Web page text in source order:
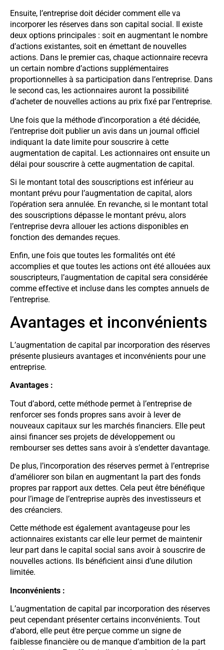
Ensuite, l’entreprise doit décider comment elle va
incorporer les réserves dans son capital social. Il existe
deux options principales : soit en augmentant le nombre
d’actions existantes, soit en émettant de nouvelles
actions. Dans le premier cas, chaque actionnaire recevra
un certain nombre d’actions supplémentaires
proportionnelles à sa participation dans l’entreprise. Dans
le second cas, les actionnaires auront la possibilité
d’acheter de nouvelles actions au prix fixé par l’entreprise.
Une fois que la méthode d’incorporation a été décidée,
l’entreprise doit publier un avis dans un journal officiel
indiquant la date limite pour souscrire à cette
augmentation de capital. Les actionnaires ont ensuite un
délai pour souscrire à cette augmentation de capital.
Si le montant total des souscriptions est inférieur au
montant prévu pour l’augmentation de capital, alors
l’opération sera annulée. En revanche, si le montant total
des souscriptions dépasse le montant prévu, alors
l’entreprise devra allouer les actions disponibles en
fonction des demandes reçues.
Enfin, une fois que toutes les formalités ont été
accomplies et que toutes les actions ont été allouées aux
souscripteurs, l’augmentation de capital sera considérée
comme effective et incluse dans les comptes annuels de
l’entreprise.
Avantages et inconvénients
L’augmentation de capital par incorporation des réserves
présente plusieurs avantages et inconvénients pour une
entreprise.
Avantages :
Tout d’abord, cette méthode permet à l’entreprise de
renforcer ses fonds propres sans avoir à lever de
nouveaux capitaux sur les marchés financiers. Elle peut
ainsi financer ses projets de développement ou
rembourser ses dettes sans avoir à s’endetter davantage.
De plus, l’incorporation des réserves permet à l’entreprise
d’améliorer son bilan en augmentant la part des fonds
propres par rapport aux dettes. Cela peut être bénéfique
pour l’image de l’entreprise auprès des investisseurs et
des créanciers.
Cette méthode est également avantageuse pour les
actionnaires existants car elle leur permet de maintenir
leur part dans le capital social sans avoir à souscrire de
nouvelles actions. Ils bénéficient ainsi d’une dilution
limitée.
Inconvénients :
L’augmentation de capital par incorporation des réserves
peut cependant présenter certains inconvénients. Tout
d’abord, elle peut être perçue comme un signe de
faiblesse financière ou de manque d’ambition de la part